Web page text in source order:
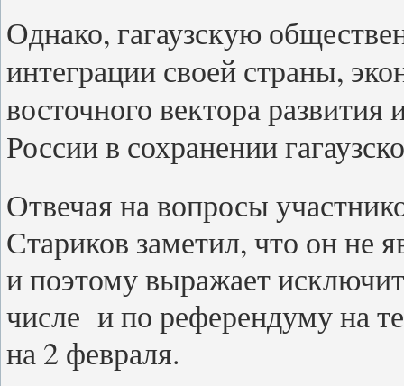
Однако, гагаузскую
интеграции своей страны,
восточного вектора
России в сохранении
Отвечая на вопросы
Стариков заметил, что он не
и поэтому выражает
числе и по референдуму на
на 2 февраля.